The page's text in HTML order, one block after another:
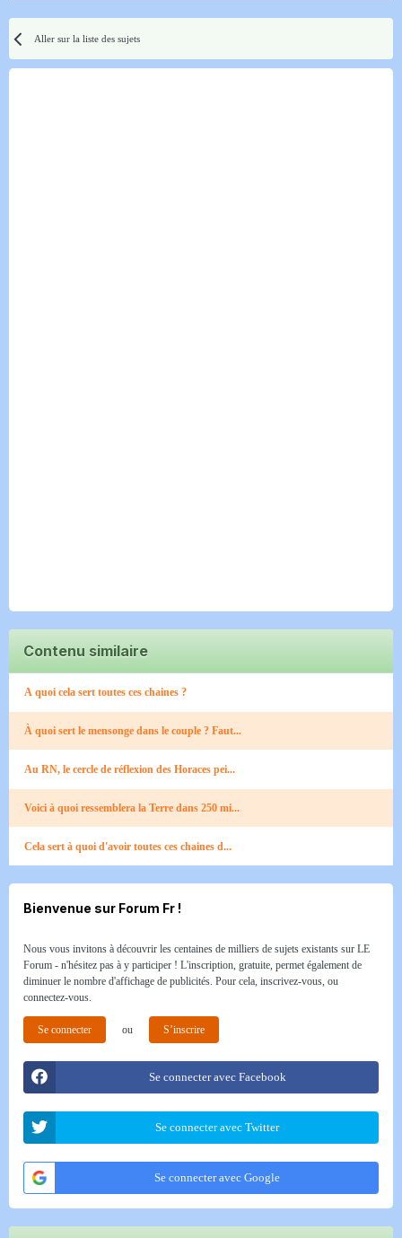
Aller sur la liste des sujets
Contenu similaire
A quoi cela sert toutes ces chaines ?
À quoi sert le mensonge dans le couple ? Faut...
Au RN, le cercle de réflexion des Horaces pei...
Voici à quoi ressemblera la Terre dans 250 mi...
Cela sert à quoi d'avoir toutes ces chaines d...
Bienvenue sur Forum Fr !
Nous vous invitons à découvrir les centaines de milliers de sujets existants sur LE
Forum - n'hésitez pas à y participer ! L'inscription, gratuite, permet également de
diminuer le nombre d'affichage de publicités. Pour cela, inscrivez-vous, ou
connectez-vous.
Se connecter ou S’inscrire
Se connecter avec Facebook
Se connecter avec Twitter
Se connecter avec Google